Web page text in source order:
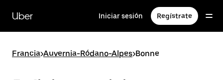
contenido
principal
Uber Iniciar sesión Regístrate
Francia>Auvernia-Ródano-Alpes>Bonne